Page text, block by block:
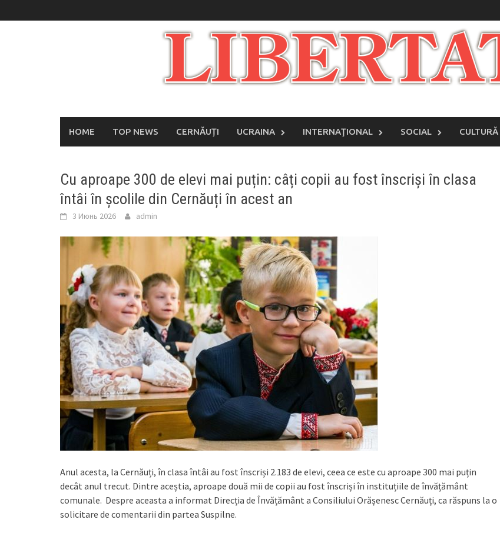
to
HOME TOP NEWS CERNĂUȚI UCRAINA INTERNAŢIONAL SOCIAL CULTURĂ
Cu aproape 300 de elevi mai puțin: câți copii au fost înscriși în clasa
întâi în școlile din Cernăuți în acest an
3 Июнь 2026 admin
Anul acesta, la Cernăuți, în clasa întâi au fost înscriși 2.183 de elevi, ceea ce este cu aproape 300 mai puțin
decât anul trecut. Dintre aceștia, aproape două mii de copii au fost înscriși în instituțiile de învățământ
comunale. Despre aceasta a informat Direcția de Învățământ a Consiliului Orășenesc Cernăuți, ca răspuns la o
solicitare de comentarii din partea Suspilne.